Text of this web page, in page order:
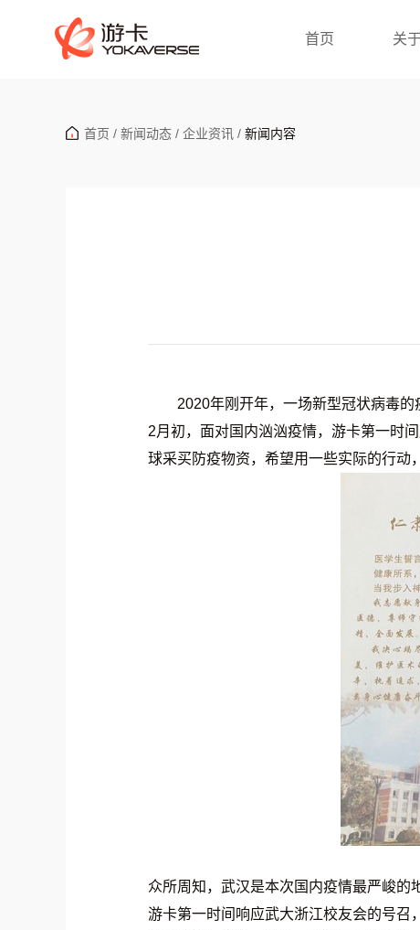
首页 关
首页 / 新闻动态 / 企业资讯 / 新闻内容
2020年刚开年，一场新型冠状病毒
2月初，面对国内汹汹疫情，游卡第一时
球采买防疫物资，希望用一些实际的行动
众所周知，武汉是本次国内疫情最严峻的
游卡第一时间响应武大浙江校友会的号召